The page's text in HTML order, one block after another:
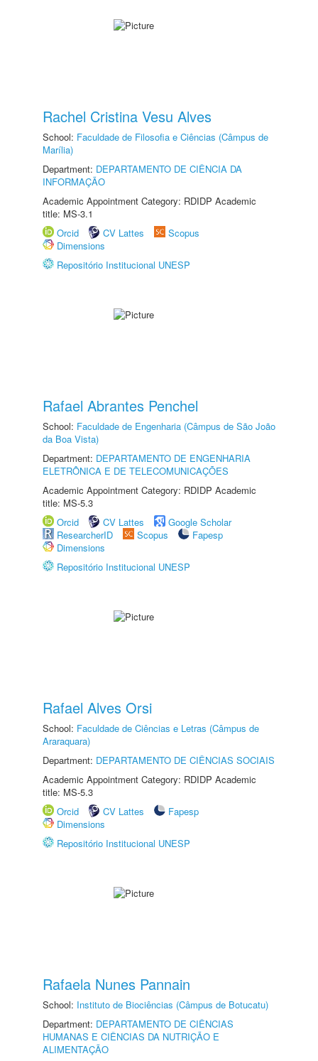
Rachel Cristina Vesu Alves
School: Faculdade de Filosofia e Ciências (Câmpus de
Marília)
Department: DEPARTAMENTO DE CIÊNCIA DA
INFORMAÇÃO
Academic Appointment Category: RDIDP Academic
title: MS-3.1
Orcid
CV Lattes
Scopus
Dimensions
Repositório Institucional UNESP
Rafael Abrantes Penchel
School: Faculdade de Engenharia (Câmpus de São João
da Boa Vista)
Department: DEPARTAMENTO DE ENGENHARIA
ELETRÔNICA E DE TELECOMUNICAÇÕES
Academic Appointment Category: RDIDP Academic
title: MS-5.3
Orcid
CV Lattes
Google Scholar
ResearcherID
Scopus
Fapesp
Dimensions
Repositório Institucional UNESP
Rafael Alves Orsi
School: Faculdade de Ciências e Letras (Câmpus de
Araraquara)
Department: DEPARTAMENTO DE CIÊNCIAS SOCIAIS
Academic Appointment Category: RDIDP Academic
title: MS-5.3
Orcid
CV Lattes
Fapesp
Dimensions
Repositório Institucional UNESP
Rafaela Nunes Pannain
School: Instituto de Biociências (Câmpus de Botucatu)
Department: DEPARTAMENTO DE CIÊNCIAS
HUMANAS E CIÊNCIAS DA NUTRIÇÃO E
ALIMENTAÇÃO